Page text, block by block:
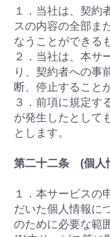
１．当社は、契約
スの内容の全部ま
なうことができる
２．当社は、本サ
り、契約者への事
断、停止すること
３．前項に規定す
が発生したとして
とします。
第二十二条 (個人
１．本サービスの
だいた個人情報に
のために必要な範